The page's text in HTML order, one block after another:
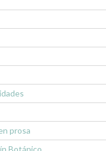
prosa
Botánico